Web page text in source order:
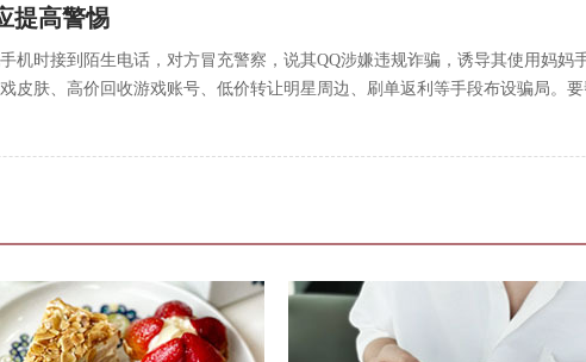
提高警惕
机时接到陌生电话，对方冒充警察，说其QQ涉嫌违规诈骗，诱导其使用妈妈
皮肤、高价回收游戏账号、低价转让明星周边、刷单返利等手段布设骗局。